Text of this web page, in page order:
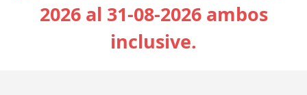
2026 al 31-08-2026 ambos
inclusive.